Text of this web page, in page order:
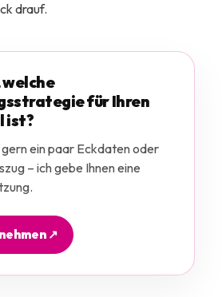
drauf.
welche
für Ihren
ist?
gern ein paar Eckdaten oder
– ich gebe Ihnen eine
↗